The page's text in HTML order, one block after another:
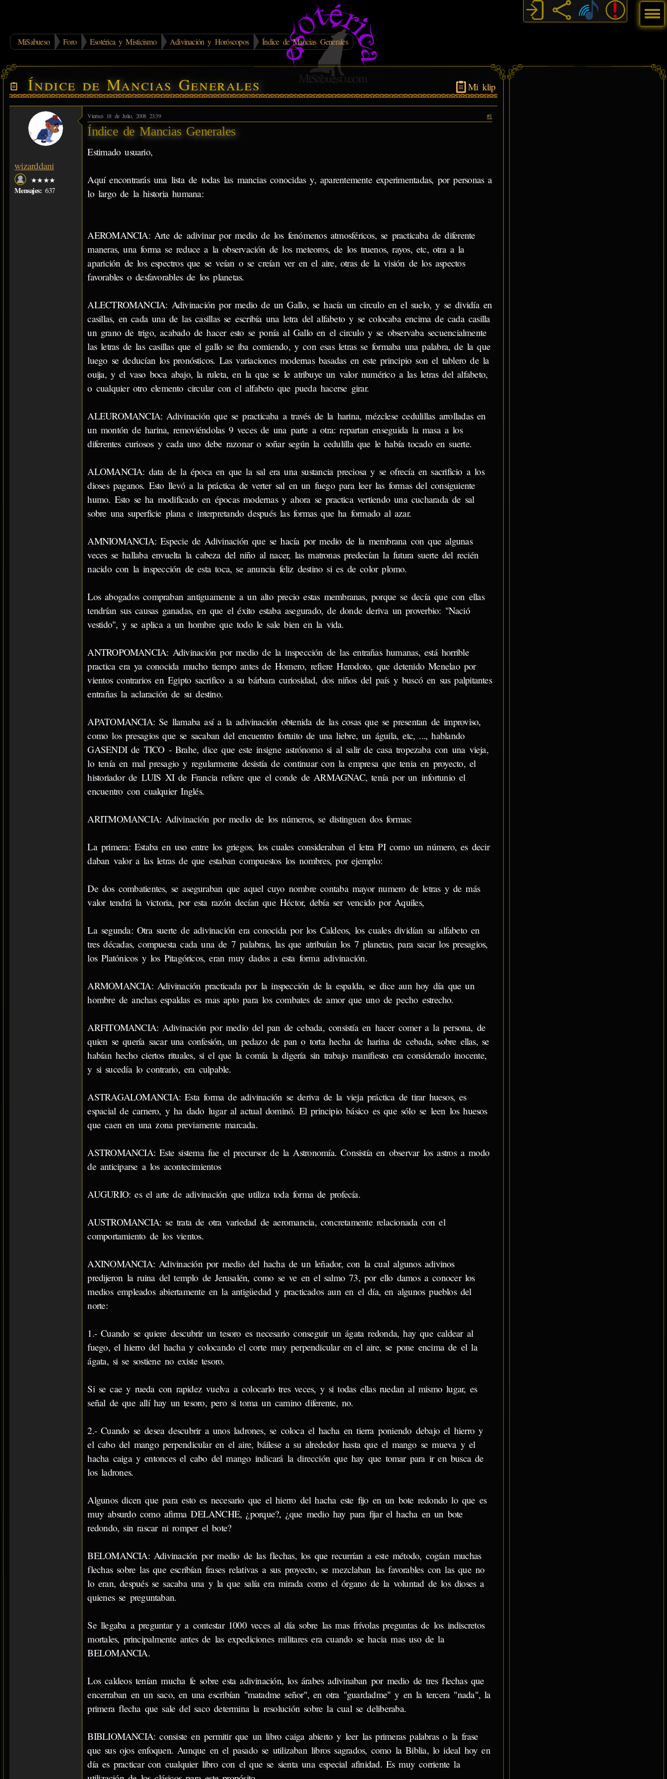
MiSabueso Foro Esotérica y Misticismo Adivinación y Horóscopos Índice de Mancias Generales
Mi klip
Índice de Mancias Generales
wizarddani
★★★★
Mensajes: 637
Viernes 18 de Julio, 2008 23:39 #1
Índice de Mancias Generales
Estimado usuario,
Aquí encontrarás una lista de todas las mancias conocidas y, aparentemente experimentadas, por personas a
lo largo de la historia humana:
AEROMANCIA: Arte de adivinar por medio de los fenómenos atmosféricos, se practicaba de diferente
maneras, una forma se reduce a la observación de los meteoros, de los truenos, rayos, etc, otra a la
aparición de los espectros que se veían o se creían ver en el aire, otras de la visión de los aspectos
favorables o desfavorables de los planetas.
ALECTROMANCIA: Adivinación por medio de un Gallo, se hacía un circulo en el suelo, y se dividía en
casillas, en cada una de las casillas se escribía una letra del alfabeto y se colocaba encima de cada casilla
un grano de trigo, acabado de hacer esto se ponía al Gallo en el circulo y se observaba secuencialmente
las letras de las casillas que el gallo se iba comiendo, y con esas letras se formaba una palabra, de la que
luego se deducían los pronósticos. Las variaciones modernas basadas en este principio son el tablero de la
ouija, y el vaso boca abajo, la ruleta, en la que se le atribuye un valor numérico a las letras del alfabeto,
o cualquier otro elemento circular con el alfabeto que pueda hacerse girar.
ALEUROMANCIA: Adivinación que se practicaba a través de la harina, mézclese cedulillas arrolladas en
un montón de harina, removiéndolas 9 veces de una parte a otra: repartan enseguida la masa a los
diferentes curiosos y cada uno debe razonar o soñar según la cedulilla que le había tocado en suerte.
ALOMANCIA: data de la época en que la sal era una sustancia preciosa y se ofrecía en sacrificio a los
dioses paganos. Esto llevó a la práctica de verter sal en un fuego para leer las formas del consiguiente
humo. Esto se ha modificado en épocas modernas y ahora se practica vertiendo una cucharada de sal
sobre una superficie plana e interpretando después las formas que ha formado al azar.
AMNIOMANCIA: Especie de Adivinación que se hacía por medio de la membrana con que algunas
veces se hallaba envuelta la cabeza del niño al nacer, las matronas predecían la futura suerte del recién
nacido con la inspección de esta toca, se anuncia feliz destino si es de color plomo.
Los abogados compraban antiguamente a un alto precio estas membranas, porque se decía que con ellas
tendrían sus causas ganadas, en que el éxito estaba asegurado, de donde deriva un proverbio: "Nació
vestido", y se aplica a un hombre que todo le sale bien en la vida.
ANTROPOMANCIA: Adivinación por medio de la inspección de las entrañas humanas, está horrible
practica era ya conocida mucho tiempo antes de Homero, refiere Herodoto, que detenido Menelao por
vientos contrarios en Egipto sacrifico a su bárbara curiosidad, dos niños del país y buscó en sus palpitantes
entrañas la aclaración de su destino.
APATOMANCIA: Se llamaba así a la adivinación obtenida de las cosas que se presentan de improviso,
como los presagios que se sacaban del encuentro fortuito de una liebre, un águila, etc, ..., hablando
GASENDI de TICO - Brahe, dice que este insigne astrónomo si al salir de casa tropezaba con una vieja,
lo tenía en mal presagio y regularmente desistía de continuar con la empresa que tenia en proyecto, el
historiador de LUIS XI de Francia refiere que el conde de ARMAGNAC, tenía por un infortunio el
encuentro con cualquier Inglés.
ARITMOMANCIA: Adivinación por medio de los números, se distinguen dos formas:
La primera: Estaba en uso entre los griegos, los cuales consideraban el letra PI como un número, es decir
daban valor a las letras de que estaban compuestos los nombres, por ejemplo:
De dos combatientes, se aseguraban que aquel cuyo nombre contaba mayor numero de letras y de más
valor tendrá la victoria, por esta razón decían que Héctor, debía ser vencido por Aquiles,
La segunda: Otra suerte de adivinación era conocida por los Caldeos, los cuales dividían su alfabeto en
tres décadas, compuesta cada una de 7 palabras, las que atribuían los 7 planetas, para sacar los presagios,
los Platónicos y los Pitagóricos, eran muy dados a esta forma adivinación.
ARMOMANCIA: Adivinación practicada por la inspección de la espalda, se dice aun hoy día que un
hombre de anchas espaldas es mas apto para los combates de amor que uno de pecho estrecho.
ARFITOMANCIA: Adivinación por medio del pan de cebada, consistía en hacer comer a la persona, de
quien se quería sacar una confesión, un pedazo de pan o torta hecha de harina de cebada, sobre ellas, se
habían hecho ciertos rituales, si el que la comía la digería sin trabajo manifiesto era considerado inocente,
y si sucedía lo contrario, era culpable.
ASTRAGALOMANCIA: Esta forma de adivinación se deriva de la vieja práctica de tirar huesos, es
espacial de carnero, y ha dado lugar al actual dominó. El principio básico es que sólo se leen los huesos
que caen en una zona previamente marcada.
ASTROMANCIA: Este sistema fue el precursor de la Astronomía. Consistía en observar los astros a modo
de anticiparse a los acontecimientos
AUGURIO: es el arte de adivinación que utiliza toda forma de profecía.
AUSTROMANCIA: se trata de otra variedad de aeromancia, concretamente relacionada con el
comportamiento de los vientos.
AXINOMANCIA: Adivinación por medio del hacha de un leñador, con la cual algunos adivinos
predijeron la ruina del templo de Jerusalén, como se ve en el salmo 73, por ello damos a conocer los
medios empleados abiertamente en la antigüedad y practicados aun en el día, en algunos pueblos del
norte:
1.- Cuando se quiere descubrir un tesoro es necesario conseguir un ágata redonda, hay que caldear al
fuego, el hierro del hacha y colocando el corte muy perpendicular en el aire, se pone encima de el la
ágata, si se sostiene no existe tesoro.
Si se cae y rueda con rapidez vuelva a colocarlo tres veces, y si todas ellas ruedan al mismo lugar, es
señal de que allí hay un tesoro, pero si toma un camino diferente, no.
2.- Cuando se desea descubrir a unos ladrones, se coloca el hacha en tierra poniendo debajo el hierro y
el cabo del mango perpendicular en el aire, báilese a su alrededor hasta que el mango se mueva y el
hacha caiga y entonces el cabo del mango indicará la dirección que hay que tomar para ir en busca de
los ladrones.
Algunos dicen que para esto es necesario que el hierro del hacha este fijo en un bote redondo lo que es
muy absurdo como afirma DELANCHE, ¿porque?, ¿que medio hay para fijar el hacha en un bote
redondo, sin rascar ni romper el bote?
BELOMANCIA: Adivinación por medio de las flechas, los que recurrían a este método, cogían muchas
flechas sobre las que escribían frases relativas a sus proyecto, se mezclaban las favorables con las que no
lo eran, después se sacaba una y la que salía era mirada como el órgano de la voluntad de los dioses a
quienes se preguntaban.
Se llegaba a preguntar y a contestar 1000 veces al día sobre las mas frívolas preguntas de los indiscretos
mortales, principalmente antes de las expediciones militares era cuando se hacia mas uso de la
BELOMANCIA.
Los caldeos tenían mucha fe sobre esta adivinación, los árabes adivinaban por medio de tres flechas que
encerraban en un saco, en una escribían "matadme señor", en otra "guardadme" y en la tercera "nada", la
primera flecha que sale del saco determina la resolución sobre la cual se deliberaba.
BIBLIOMANCIA: consiste en permitir que un libro caiga abierto y leer las primeras palabras o la frase
que sus ojos enfoquen. Aunque en el pasado se utilizaban libros sagrados, como la Biblia, lo ideal hoy en
día es practicar con cualquier libro con el que se sienta una especial afinidad. Es muy corriente la
Menú